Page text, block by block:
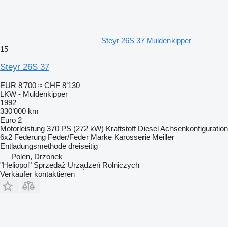
Steyr 26S 37 Muldenkipper
15
Steyr 26S 37
EUR 8’700 ≈ CHF 8’130
LKW - Muldenkipper
1992
330’000 km
Euro 2
Motorleistung 370 PS (272 kW) Kraftstoff DieselAchsenkonfiguration
6x2 Federung Feder/Feder Marke Karosserie Meiller
Entladungsmethode dreiseitig
Polen, Drzonek
"Heliopol" Sprzedaż Urządzeń Rolniczych
Verkäufer kontaktieren